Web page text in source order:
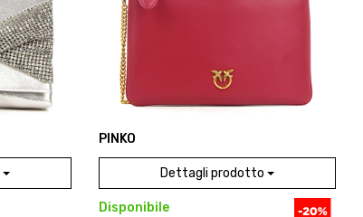
PINKO
Dettagli prodotto
Disponibile